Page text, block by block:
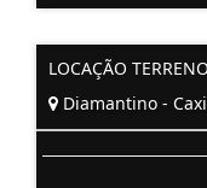
LOCAÇÃO
Diamantino -